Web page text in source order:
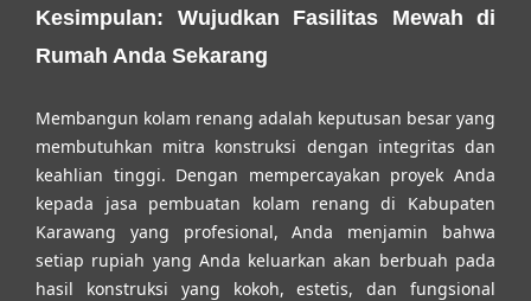
Kesimpulan: Wujudkan Fasilitas Mewah di
Rumah Anda Sekarang
Membangun kolam renang adalah keputusan besar yang
membutuhkan mitra konstruksi dengan integritas dan
keahlian tinggi. Dengan mempercayakan proyek Anda
kepada jasa pembuatan kolam renang di Kabupaten
Karawang yang profesional, Anda menjamin bahwa
setiap rupiah yang Anda keluarkan akan berbuah pada
hasil konstruksi yang kokoh, estetis, dan fungsional